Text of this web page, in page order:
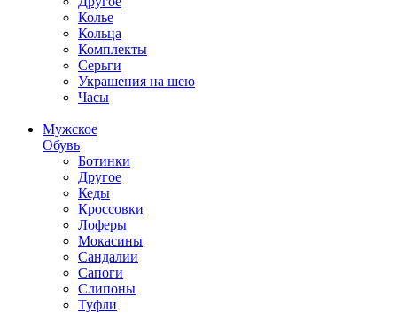
Колье
Кольца
Комплекты
Серьги
Украшения на шею
Часы
Мужское
Обувь
Ботинки
Другое
Кеды
Кроссовки
Лоферы
Мокасины
Сандалии
Сапоги
Слипоны
Туфли